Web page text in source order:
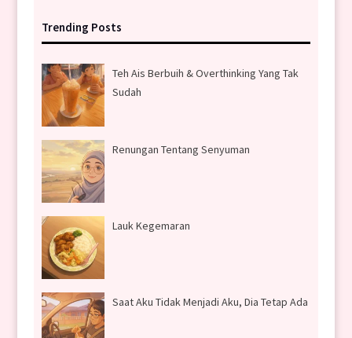
Trending Posts
Teh Ais Berbuih & Overthinking Yang Tak
Sudah
Renungan Tentang Senyuman
Lauk Kegemaran
Saat Aku Tidak Menjadi Aku, Dia Tetap Ada